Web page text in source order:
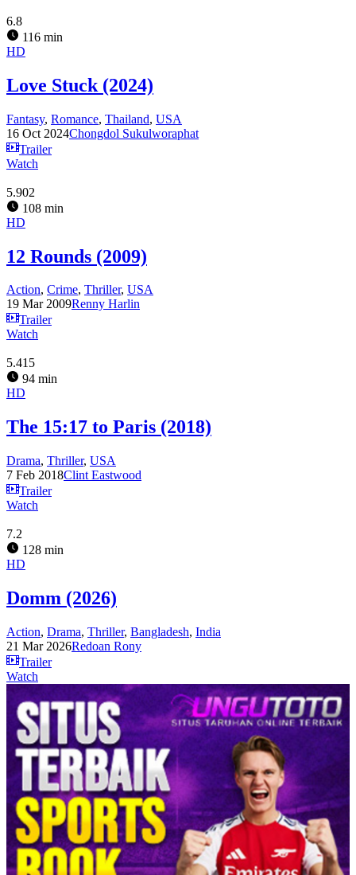
6.8
116 min
HD
Love Stuck (2024)
Fantasy, Romance, Thailand, USA
16 Oct 2024Chongdol Sukulworaphat
Trailer
Watch
5.902
108 min
HD
12 Rounds (2009)
Action, Crime, Thriller, USA
19 Mar 2009Renny Harlin
Trailer
Watch
5.415
94 min
HD
The 15:17 to Paris (2018)
Drama, Thriller, USA
7 Feb 2018Clint Eastwood
Trailer
Watch
7.2
128 min
HD
Domm (2026)
Action, Drama, Thriller, Bangladesh, India
21 Mar 2026Redoan Rony
Trailer
Watch